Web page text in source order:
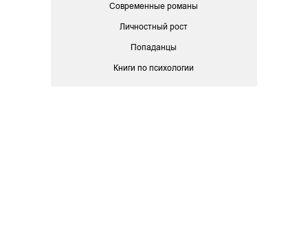
Современные романы
Личностный рост
Попаданцы
Книги по психологии